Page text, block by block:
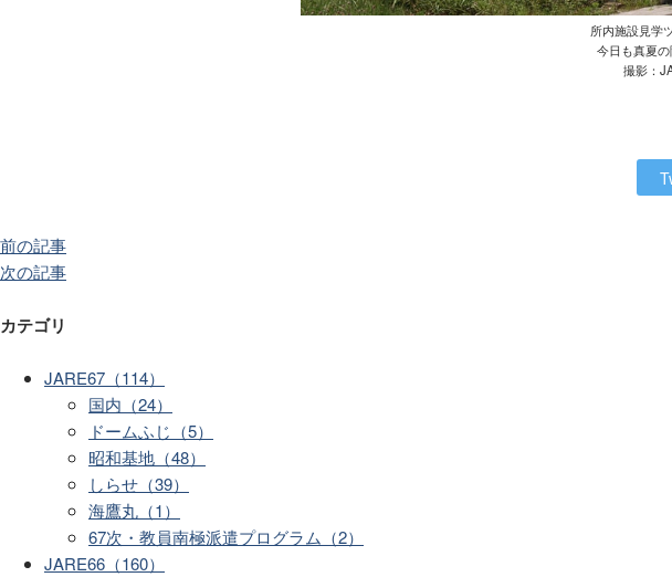
所内施設見学
今日も真夏の
撮影：
前の記事
次の記事
カテゴリ
JARE67（114）
国内（24）
ドームふじ（5）
昭和基地（48）
しらせ（39）
海鷹丸（1）
67次・教員南極派遣プログラム（2）
JARE66（160）